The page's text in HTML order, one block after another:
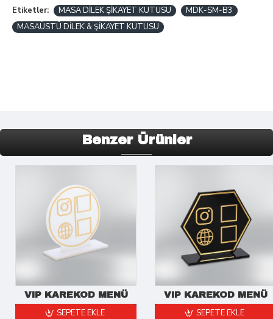
Etiketler: MASA DİLEK ŞİKAYET KUTUSU
MDK-SM-B3
MASAÜSTÜ DİLEK & ŞİKAYET KUTUSU
Benzer Ürünler
VIP KAREKOD MENÜ
SEPETE EKLE
VIP KAREKOD MENÜ
SEPETE EKLE